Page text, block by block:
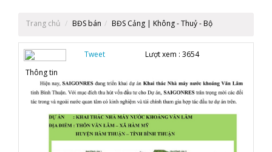
Trang chủ BĐS bán BĐS Cảng | Không - Thuỷ - Bộ
Tweet Lượt xem : 3654
Thông tin